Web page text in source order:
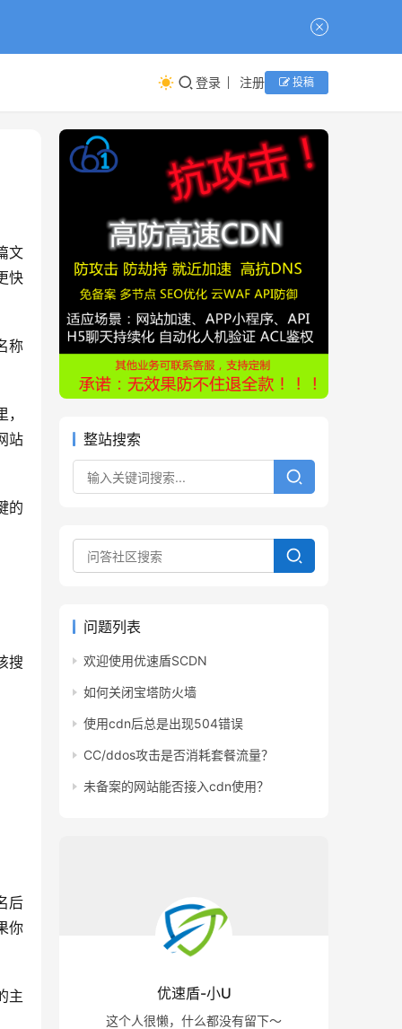
登录 注册 投稿
快
站
搜
你
整站搜索
问题列表
欢迎使用优速盾SCDN
如何关闭宝塔防火墙
使用cdn后总是出现504错误
CC/ddos攻击是否消耗套餐流量？
未备案的网站能否接入cdn使用？
优速盾-小U
这个人很懒，什么都没有留下～